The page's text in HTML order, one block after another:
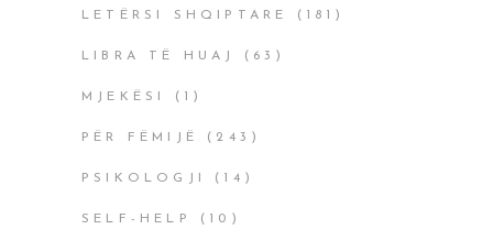
LETËRSI SHQIPTARE (181)
LIBRA TË HUAJ (63)
MJEKËSI (1)
PËR FËMIJË (243)
PSIKOLOGJI (14)
SELF-HELP (10)